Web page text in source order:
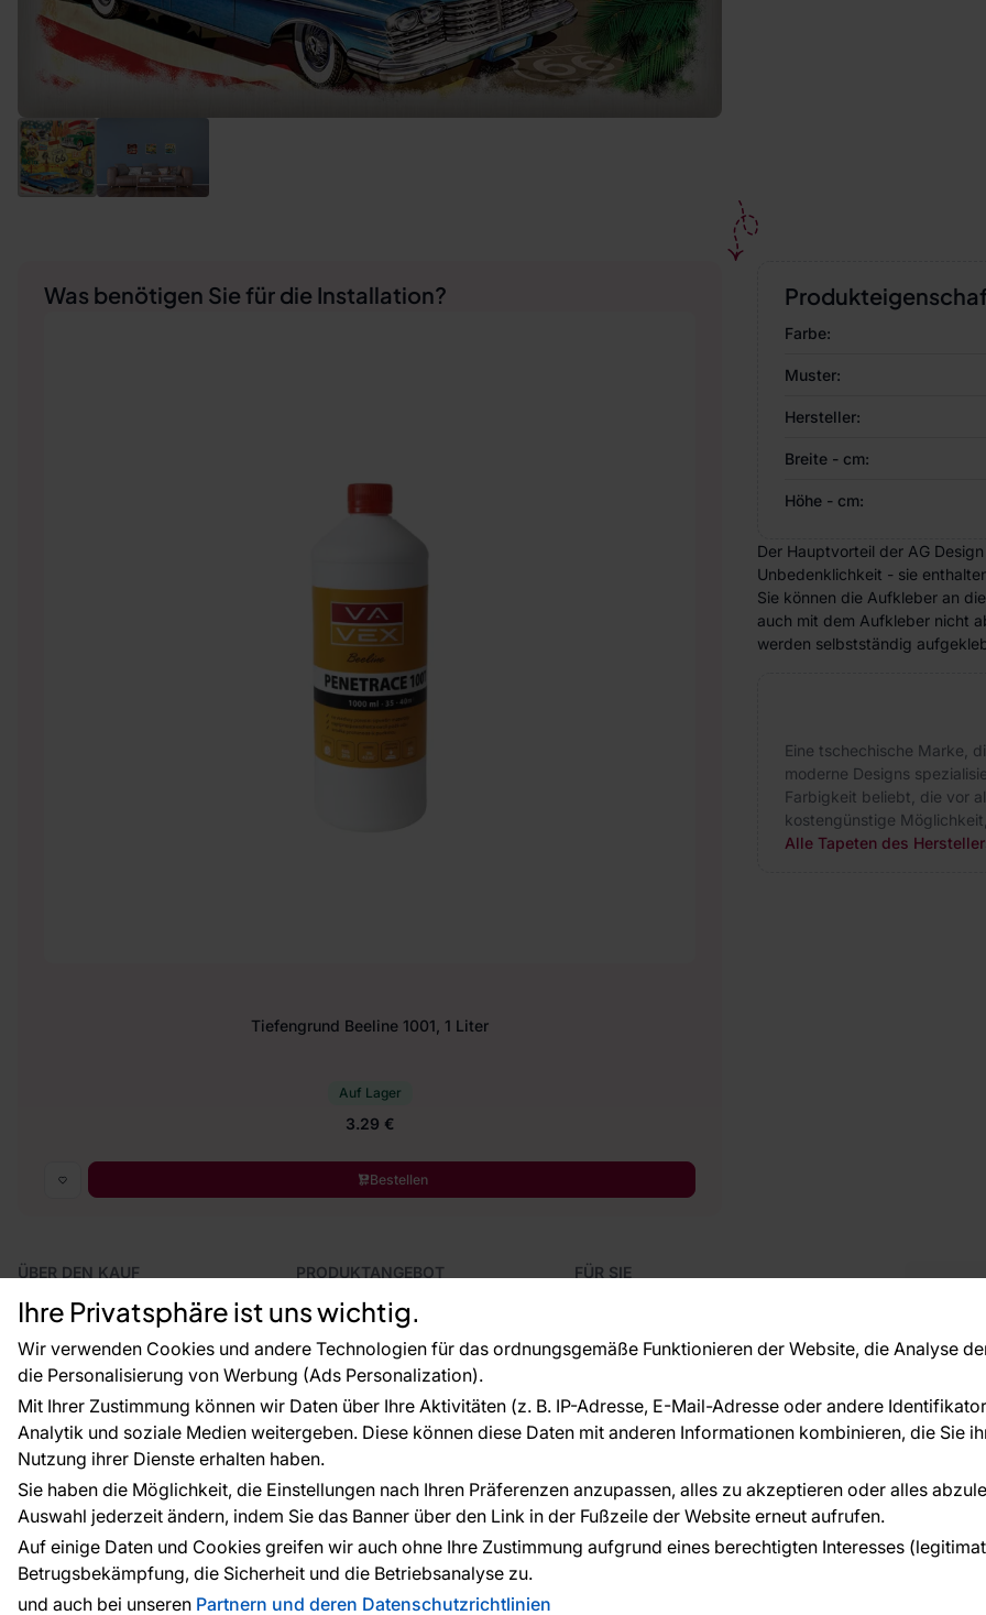
Ihre Privatsphäre ist uns wichtig.
Wir verwenden Cookies und andere Technologien für das ordnungsgemäße Funktionieren der Website, die Analyse
die Personalisierung von Werbung (Ads Personalization).
Mit Ihrer Zustimmung können wir Daten über Ihre Aktivitäten (z. B. IP-Adresse, E-Mail-Adresse oder andere
Analytik und soziale Medien weitergeben. Diese können diese Daten mit anderen Informationen kombinieren, die Sie
Nutzung ihrer Dienste erhalten haben.
Sie haben die Möglichkeit, die Einstellungen nach Ihren Präferenzen anzupassen, alles zu akzeptieren oder alles
Auswahl jederzeit ändern, indem Sie das Banner über den Link in der Fußzeile der Website erneut aufrufen.
Auf einige Daten und Cookies greifen wir auch ohne Ihre Zustimmung aufgrund eines berechtigten Interesses
Betrugsbekämpfung, die Sicherheit und die Betriebsanalyse zu.
und auch bei unseren Partnern und deren Datenschutzrichtlinien
Farbe:
Muster:
Hersteller:
Breite - cm:
Höhe - cm:
Der Hauptvorteil der AG
Unbedenklichkeit - sie
Sie können die Aufkleber an
auch mit dem Aufkleber nicht
werden selbstständig
Eine tschechische Marke,
moderne Designs
Farbigkeit beliebt, die vor
kostengünstige
Alle Tapeten des
Was benötigen Sie für die Installation?
Tiefengrund Beeline 1001, 1 Liter
Auf Lager
3.29 €
Bestellen
ÜBER DEN KAUF
Versand und Bezahlung
Vertragsrücktritt
Reklamationsverfahren
Rücksendung von Waren
CE-Zertifizierung
Großhandel
Raumvisualisierung
PRODUKTANGEBOT
Fototapeten
Leiste
Dekoration
Selbstklebende Folien
Zubehör
Tapetenmuster
FÜR SIE
EU-Projekte
Ratschläge und Tipps
ÜBER DAS UNTERNEHMEN
Zahlungsarten: Die Zahlungen werden geleistet von: